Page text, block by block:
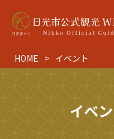
HOME イベント
イベ